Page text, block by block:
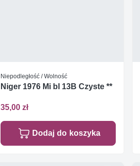
Niepodległość / Wolność
Niger 1976 Mi bl 13B Czyste **
35,00 zł
Dodaj do koszyka